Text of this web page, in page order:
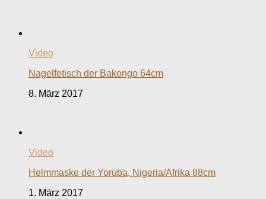
Video
Nagelfetisch der Bakongo 64cm
8. März 2017
Video
Helmmaske der Yoruba, Nigeria/Afrika 88cm
1. März 2017